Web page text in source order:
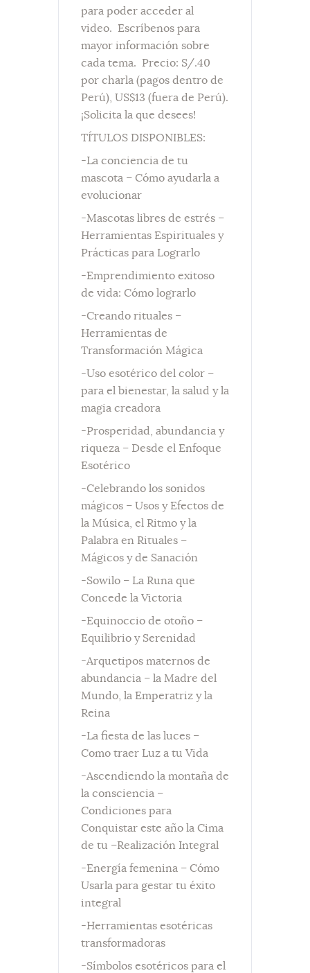
para poder acceder al
video. Escríbenos para
mayor información sobre
cada tema. Precio: S/.40
por charla (pagos dentro de
Perú), US$13 (fuera de Perú).
¡Solicita la que desees!
TÍTULOS DISPONIBLES:
-La conciencia de tu
mascota – Cómo ayudarla a
evolucionar
-Mascotas libres de estrés –
Herramientas Espirituales y
Prácticas para Lograrlo
-Emprendimiento exitoso
de vida: Cómo lograrlo
-Creando rituales –
Herramientas de
Transformación Mágica
-Uso esotérico del color –
para el bienestar, la salud y la
magia creadora
-Prosperidad, abundancia y
riqueza – Desde el Enfoque
Esotérico
-Celebrando los sonidos
mágicos – Usos y Efectos de
la Música, el Ritmo y la
Palabra en Rituales –
Mágicos y de Sanación
-Sowilo – La Runa que
Concede la Victoria
-Equinoccio de otoño –
Equilibrio y Serenidad
-Arquetipos maternos de
abundancia – la Madre del
Mundo, la Emperatriz y la
Reina
-La fiesta de las luces –
Como traer Luz a tu Vida
-Ascendiendo la montaña de
la consciencia –
Condiciones para
Conquistar este año la Cima
de tu –Realización Integral
-Energía femenina – Cómo
Usarla para gestar tu éxito
integral
-Herramientas esotéricas
transformadoras
-Símbolos esotéricos para el